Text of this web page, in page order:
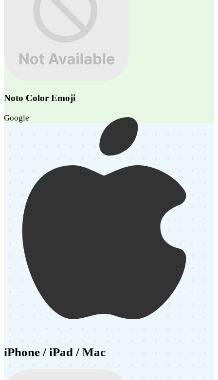
Noto Color Emoji
Google
iPhone / iPad / Mac